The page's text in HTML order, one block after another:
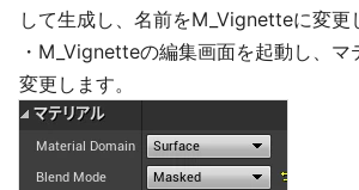
して生成し、名前をM_Vignetteに変更
・M_Vignetteの編集画面を起動し、マ
変更します。